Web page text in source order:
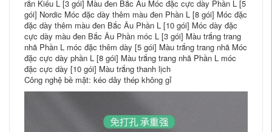
rắn Kiểu L [3 gói] Màu đen Bắc Âu Móc đặc cực dày Phần L [5
gói] Nordic Móc đặc dày thêm màu đen Phần L [8 gói] Móc đặc
đặc dày thêm màu đen Bắc Âu Phần L [10 gói] Móc dày đặc
cực dày màu đen Bắc Âu Phần móc L [3 gói] Màu trắng trang
nhã Phần L móc đặc thêm dày [5 gói] Màu trắng trang nhã Móc
đặc cực dày phần L [8 gói] Màu trắng trang nhã Phần L móc
đặc cực dày [10 gói] Màu trắng thanh lịch
Công nghệ bề mặt: kéo dây thép không gỉ